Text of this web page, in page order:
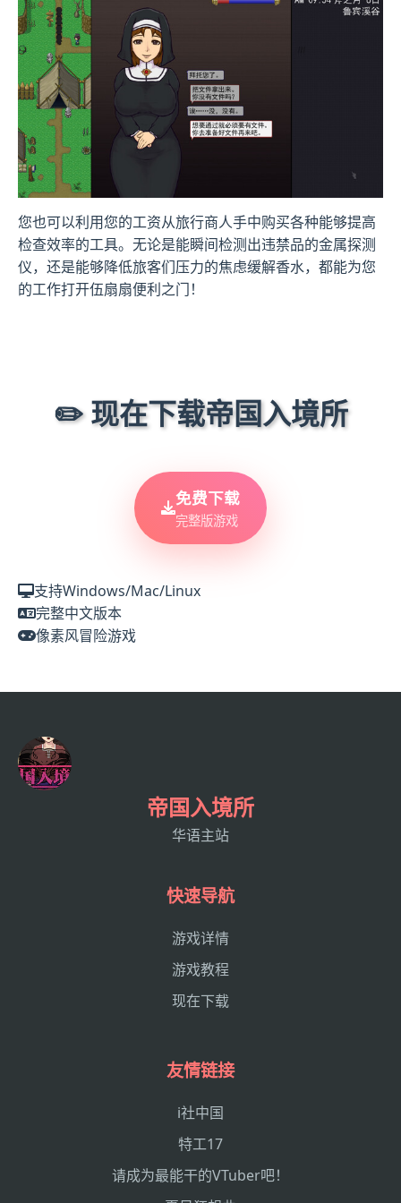
您也可以利用您的工资从旅行商人手中购买各种能够提高
检查效率的工具。无论是能瞬间检测出违禁品的金属探测
仪，还是能够降低旅客们压力的焦虑缓解香水，都能为您
的工作打开伍扇扇便利之门！
✏️ 现在下载帝国入境所
免费下载
完整版游戏
支持Windows/Mac/Linux
完整中文版本
像素风冒险游戏
帝国入境所
华语主站
快速导航
游戏详情
游戏教程
现在下载
友情链接
i社中国
特工17
请成为最能干的VTuber吧！